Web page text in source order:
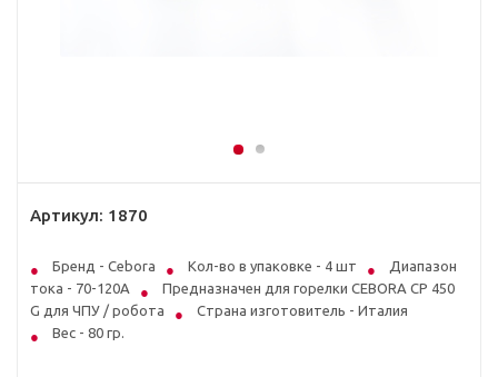
Артикул: 1870
Бренд - Cebora Кол-во в упаковке - 4 шт
Диапазон
тока - 70-120А
Предназначен для горелки CEBORA CP 450
G для ЧПУ / робота
Страна изготовитель - Италия
Вес - 80 гр.